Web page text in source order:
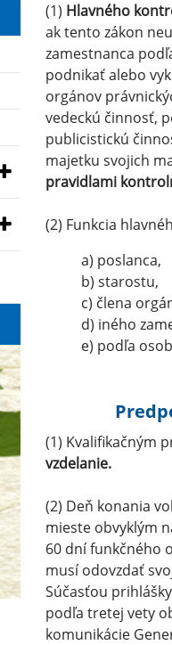
(1) Hlavného
ak tento zákon
zamestnanca
podnikať alebo
orgánov
vedeckú činnosť,
publicistickú
majetku svojich
pravidlami
(2) Funkcia
a) poslanca,
b) starostu,
c) člena
d) iného
e) podľa
(1) Kvalifikačným
vzdelanie.
(2) Deň konania
mieste obvyklým
60 dní funkčného
musí odovzdať
Súčasťou
podľa tretej vety
komunikácie